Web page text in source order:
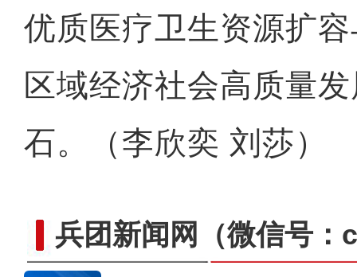
优质医疗卫生资源扩
区域经济社会高质量
石。（李欣奕 刘莎）
兵团新闻网 （微信号
【与你为邻】“中医文化”